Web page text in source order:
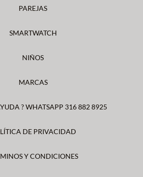
PAREJAS
SMARTWATCH
NIÑOS
MARCAS
? WHATSAPP 316 882 8925
DE PRIVACIDAD
Y CONDICIONES